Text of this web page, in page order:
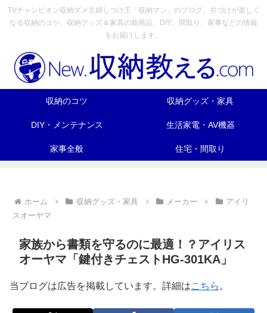
TVチャンピオン収納ダメ主婦しつけ王「収納マン」のブログ。片づけが楽しく
なる収納のコツ、収納グッズ＆家具の新商品、DIY、間取り、家事などの情報
をお届けします。
収納のコツ 収納グッズ・家具
DIY・メンテナンス 生活家電・AV機器
家事全般 住宅・間取り
ホーム 収納グッズ・家具 メーカー
アイリ
スオーヤマ
家族から書類を守るのに最適！？アイリス
オーヤマ「鍵付きチェストHG-301KA」
当ブログは広告を掲載しています。詳細はこちら 。